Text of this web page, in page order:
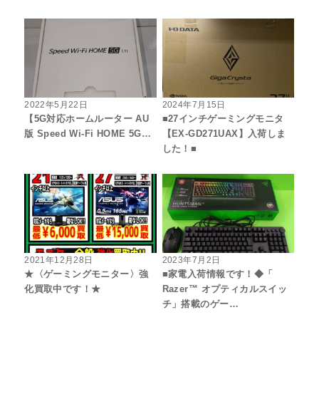
2022年5月22日
【5G対応ホームルーター AU
版 Speed Wi-Fi HOME 5G…
2024年7月15日
■27インチゲーミングモニタ
【EX-GD271UAX】入荷しま
した！■
2021年12月28日
★〈ゲーミングモニター〉強
化買取中です！★
2023年7月2日
■家電入荷情報です！◆「
Razer™ オプティカルスイッ
チ」搭載のゲー…